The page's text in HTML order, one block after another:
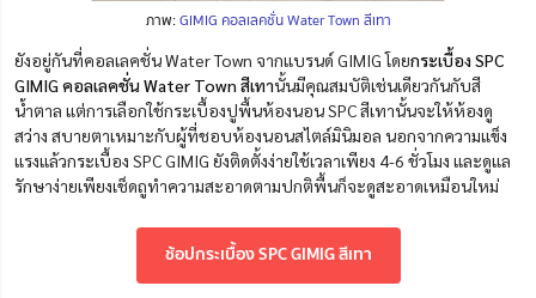
ภาพ:GIMIG คอลเลคชั่น Water Town สีเทา
ยังอยู่กันที่คอลเลคชั่น Water Town จากแบรนด์ GIMIG โดยกระเบื้อง SPC
GIMIG คอลเลคชั่น Water Town สีเทานั้นมีคุณสมบัติเช่นเดียวกันกับสี
น้ำตาล แต่การเลือกใช้กระเบื้องปูพื้นห้องนอน SPC สีเทานั้นจะให้ห้องดู
สว่าง สบายตาเหมาะกับผู้ที่ชอบห้องนอนสไตล์มินิมอล นอกจากความแข็ง
แรงแล้วกระเบื้อง SPC GIMIG ยังติดตั้งง่ายใช้เวลาเพียง 4-6 ชั่วโมง และดูแล
รักษาง่ายเพียงเช็ดถูทำความสะอาดตามปกติพื้นก็จะดูสะอาดเหมือนใหม่
ช้อปกระเบื้อง SPC GIMIG สีเทา